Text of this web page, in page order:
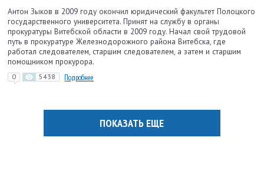
Антон Зыков в 2009 году окончил юридический факультет Полоцко­го
государствен­ного университета. Принят на службу в органы
прокуратуры Витебской области в 2009 году. Начал свой трудовой
путь в прокуратуре Железнодорожного района Витебска, где
работал следователем, старшим следователем, а затем и старшим
помощником прокурора.
0 5438 Подробнее
ПОКАЗАТЬ ЕЩЕ